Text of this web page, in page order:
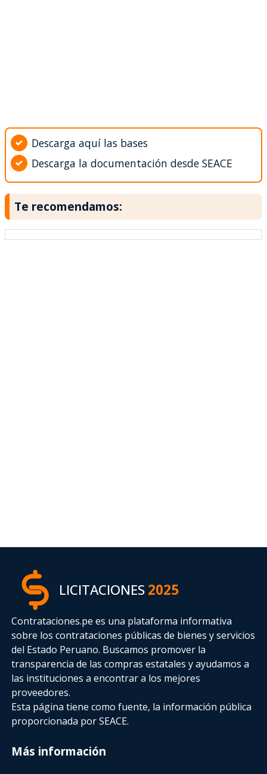
Descarga aquí las bases
Descarga la documentación desde SEACE
Te recomendamos:
LICITACIONES2025
Contrataciones.pe es una plataforma informativa
sobre los contrataciones públicas de bienes y servicios
del Estado Peruano. Buscamos promover la
transparencia de las compras estatalesy ayudamos a
las instituciones a encontrar a los mejores
proveedores.
Esta página tiene como fuente, la información pública
proporcionada por SEACE.
Más información